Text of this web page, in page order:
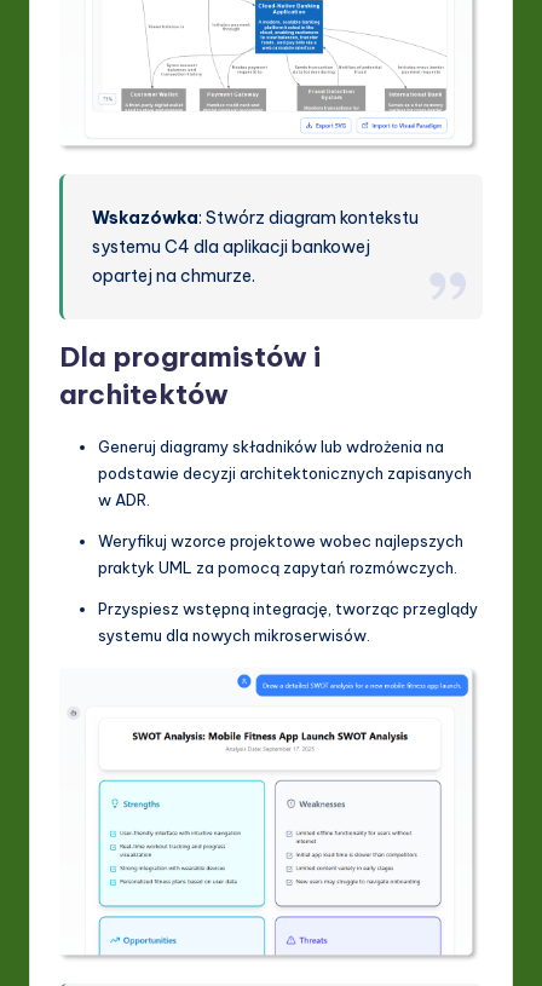
Wskazówka: Stwórz diagram kontekstu
systemu C4 dla aplikacji bankowej
opartej na chmurze.
Dla programistów i
architektów
Generuj diagramy składników lub wdrożenia na
podstawie decyzji architektonicznych zapisanych
w ADR.
Weryfikuj wzorce projektowe wobec najlepszych
praktyk UML za pomocą zapytań rozmówczych.
Przyspiesz wstępną integrację, tworząc przeglądy
systemu dla nowych mikroserwisów.